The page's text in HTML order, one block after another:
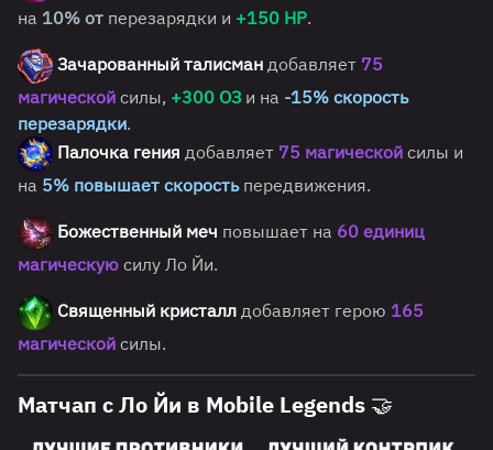
на 10% от перезарядки и +150 HP.
Зачарованный талисман добавляет 75
магической силы, +300 ОЗ и на -15% скорость
перезарядки.
Палочка гения добавляет 75 магической силы и
на 5% повышает скоростьпередвижения.
Божественный меч повышает на 60 единиц
магическую силу Ло Йи.
Священный кристалл добавляет герою 165
магической силы.
Матчап с Ло Йи в Mobile Legends 🤝